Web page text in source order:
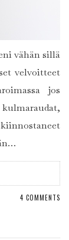
vähän sillä
velvoitteet
jos
4 COMMENTS